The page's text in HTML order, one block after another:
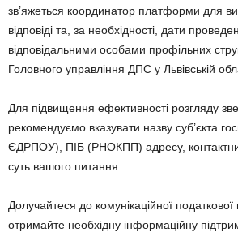
зв’яжеться координатор платформи для
відповіді та, за необхідності, дати
відповідальними особами профільних
Головного управління ДПС у Львівській
Для підвищення ефективності розгляду
рекомендуємо вказувати назву суб’єкта
ЄДРПОУ), ПІБ (РНОКПП) адресу,
суть вашого питання.
Долучайтеся до комунікаційної
отримайте необхідну інформаційну